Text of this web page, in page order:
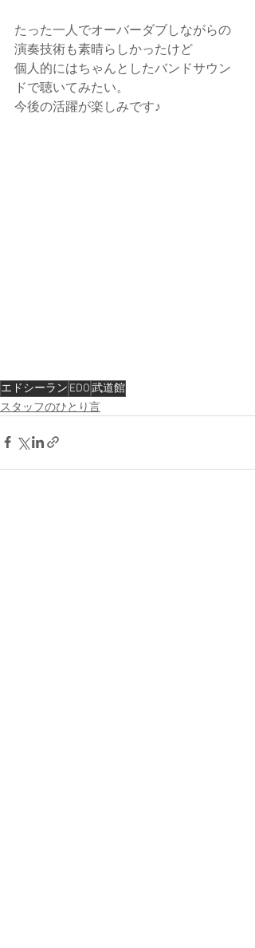
たった一人でオーバーダブしながらの
演奏技術も素晴らしかったけど
個人的にはちゃんとしたバンドサウン
ドで聴いてみたい。
今後の活躍が楽しみです♪
エドシーラン EDO武道館
スタッフのひとり言